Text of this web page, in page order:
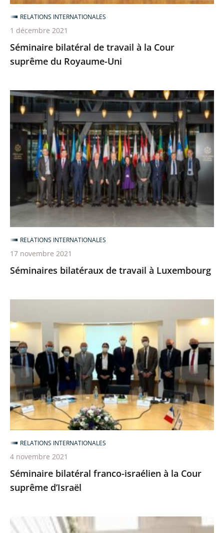
Royaume-
Uni
Séminaire bilatéral de travail à la Cour
suprême du Royaume-Uni
RELATIONS INTERNATIONALES
1 décembre 2021
Séminaires
bilatéraux
de
travail
à
Luxembourg
Séminaires bilatéraux de travail à Luxembourg
RELATIONS INTERNATIONALES
17 novembre 2021
bilatéral
israélien
à
la
Cour
suprême
d’Israël
Séminaire bilatéral franco-israélien à la Cour
suprême d’Israël
RELATIONS INTERNATIONALES
4 novembre 2021
Séminaire